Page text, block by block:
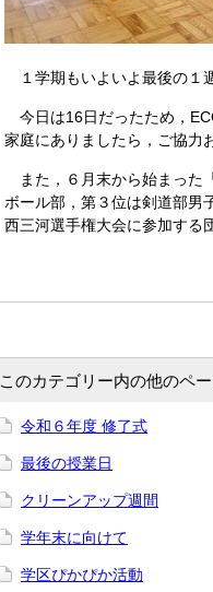
１学期もいよいよ最後の１
今日は16日だったため，
家庭にありましたら，ご協力
また，６月末から始まった
ボール部，第３位は剣道部男
西三河選手権大会に参加する
このカテゴリー内の他のペ
令和６年度 修了式
最後の授業日
クリーンアップ週間
学年末に向けて
学区ぴかぴか活動